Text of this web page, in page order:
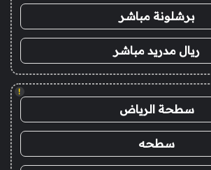
برشلونة مباشر
ريال مدريد مباشر
!
سطحة الرياض
سطحه